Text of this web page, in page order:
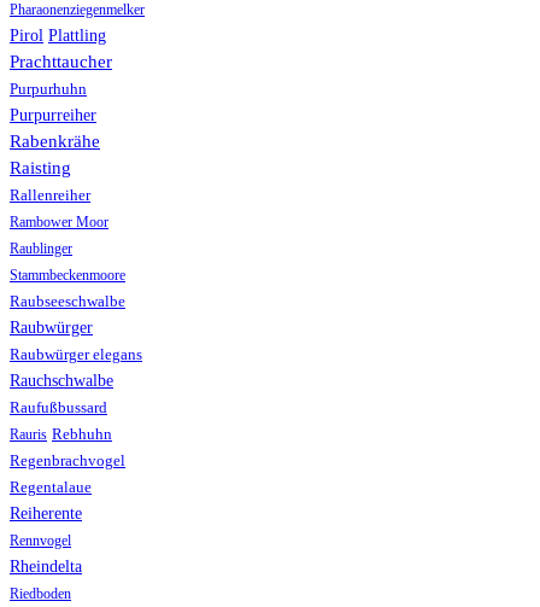
Pharaonenziegenmelker
Pirol Plattling
Prachttaucher
Purpurhuhn
Purpurreiher
Rabenkrähe
Raisting
Rallenreiher
Rambower Moor
Raublinger
Stammbeckenmoore
Raubseeschwalbe
Raubwürger
Raubwürger elegans
Rauchschwalbe
Raufußbussard
Rauris Rebhuhn
Regenbrachvogel
Regentalaue
Reiherente
Rennvogel
Rheindelta
Riedboden